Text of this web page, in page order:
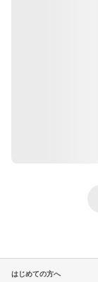
はじめての方へ